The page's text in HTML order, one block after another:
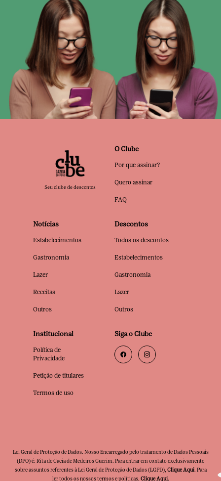
Seu clube de descontos
O Clube
Por que assinar?
Quero assinar
FAQ
Notícias
Estabelecimentos
Gastronomia
Lazer
Receitas
Outros
Descontos
Todos os descontos
Estabelecimentos
Gastronomia
Lazer
Outros
Institucional
Política de
Privacidade
Petição de titulares
Termos de uso
Siga o Clube
Lei Geral de Proteção de Dados. Nosso Encarregado pelo tratamento de Dados Pessoais
(DPO) é: Rita de Cacia de Medeiros Guerim. Para entrar em contato exclusivamente
sobre assuntos referentes à Lei Geral de Proteção de Dados (LGPD), Clique Aqui. Para
ler todos os nossos termos e políticas, Clique Aqui.